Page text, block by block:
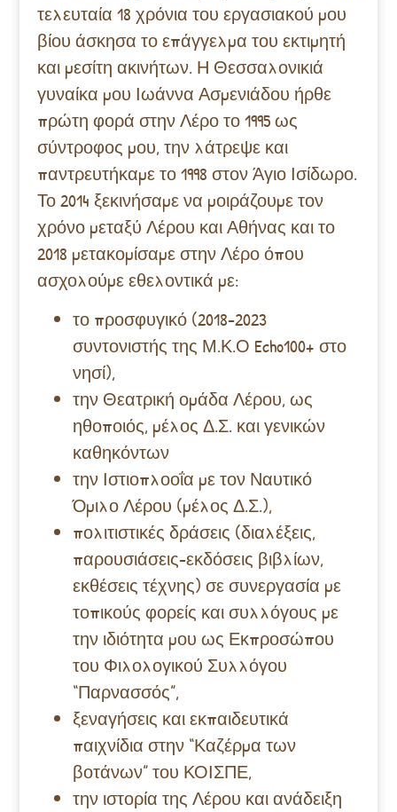
τελευταία 18 χρόνια του εργασιακού μου
βίου άσκησα το επάγγελμα του εκτιμητή
και μεσίτη ακινήτων. Η Θεσσαλονικιά
γυναίκα μου Ιωάννα Ασμενιάδου ήρθε
πρώτη φορά στην Λέρο το 1995 ως
σύντροφος μου, την λάτρεψε και
παντρευτήκαμε το 1998 στον Άγιο Ισίδωρο.
Το 2014 ξεκινήσαμε να μοιράζουμε τον
χρόνο μεταξύ Λέρου και Αθήνας και το
2018 μετακομίσαμε στην Λέρο όπου
ασχολούμε εθελοντικά με:
το προσφυγικό (2018-2023
συντονιστής της Μ.Κ.Ο Echo100+ στο
νησί),
την Θεατρική ομάδα Λέρου, ως
ηθοποιός, μέλος Δ.Σ. και γενικών
καθηκόντων
την Ιστιοπλοοΐα με τον Ναυτικό
Όμιλο Λέρου (μέλος Δ.Σ.),
πολιτιστικές δράσεις (διαλέξεις,
παρουσιάσεις-εκδόσεις βιβλίων,
εκθέσεις τέχνης) σε συνεργασία με
τοπικούς φορείς και συλλόγους με
την ιδιότητα μου ως Εκπροσώπου
του Φιλολογικού Συλλόγου
“Παρνασσός”,
ξεναγήσεις και εκπαιδευτικά
παιχνίδια στην “Καζέρμα των
βοτάνων” του ΚΟΙΣΠΕ,
την ιστορία της Λέρου και ανάδειξη